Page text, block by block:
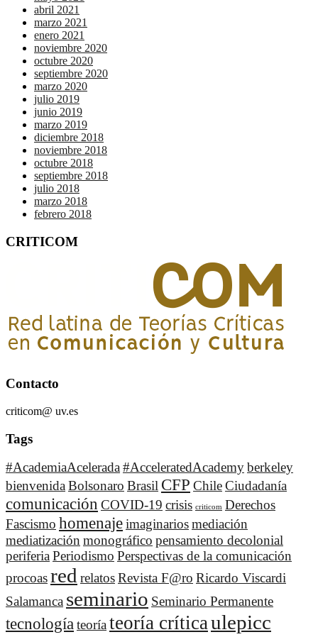
abril 2021
marzo 2021
enero 2021
noviembre 2020
octubre 2020
septiembre 2020
marzo 2020
julio 2019
junio 2019
marzo 2019
diciembre 2018
noviembre 2018
octubre 2018
septiembre 2018
julio 2018
marzo 2018
febrero 2018
CRITICOM
Contacto
criticom@ uv.es
Tags
#AcademiaAcelerada#AcceleratedAcademyberkeley
bienvenidaBolsonaro Brasil CFP ChileCiudadanía
comunicación COVID-19 crisis criticom Derechos
Fascismo homenajeimaginariosmediación
mediatización monográfico pensamiento decolonial
periferiaPeriodismo Perspectivas de la comunicación
procoasred relatosRevista F@ro Ricardo Viscardi
Salamanca seminario Seminario Permanente
tecnologíateoríateoría críticaulepicc